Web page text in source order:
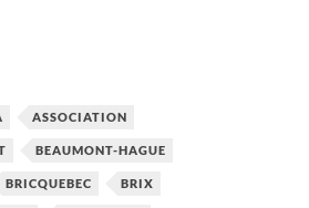
ASSOCIATION
BEAUMONT-HAGUE
BRICQUEBEC BRIX